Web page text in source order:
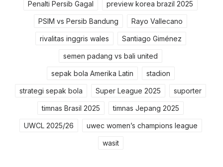
Penalti Persib Gagal preview korea brazil 2025
PSIM vs Persib Bandung Rayo Vallecano
rivalitas inggris wales Santiago Giménez
semen padang vs bali united
sepak bola Amerika Latin stadion
strategi sepak bola Super League 2025 suporter
timnas Brasil 2025 timnas Jepang 2025
UWCL 2025/26 uwec women’s champions league
wasit